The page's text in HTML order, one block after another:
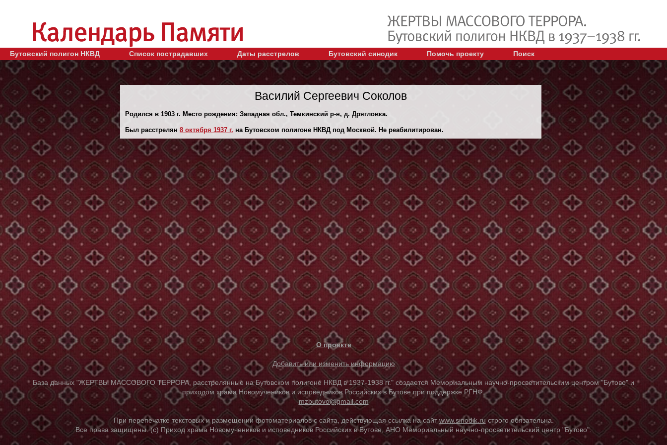
Бутовский полигон НКВД Список пострадавших Даты расстрелов Бутовский синодик Помочь проекту Поиск
Василий Сергеевич Соколов
Родился в 1903 г. Место рождения: Западная обл., Темкинский р-н, д. Дрягловка.
Был расстрелян 8 октября 1937 г. на Бутовском полигоне НКВД под Москвой. Не реабилитирован.
О проекте
Добавить или изменить информацию
База данных "ЖЕРТВЫ МАССОВОГО ТЕРРОРА, расстрелянные на Бутовском полигоне НКВД в 1937-1938 гг." создается Мемориальным научно-просветительским центром "Бутово" и
приходом храма Новомучеников и исповедников Российских в Бутове при поддержке РГНФ.
mzbutovo@gmail.com
При перепечатке текстовых и размещении фотоматериалов с сайта, действующая ссылка на сайтwww.sinodik.ru строго обязательна.
Все права защищены. (с) Приход храма Новомучеников и исповедников Российских в Бутове, АНО Мемориальный научно-просветительский центр "Бутово".